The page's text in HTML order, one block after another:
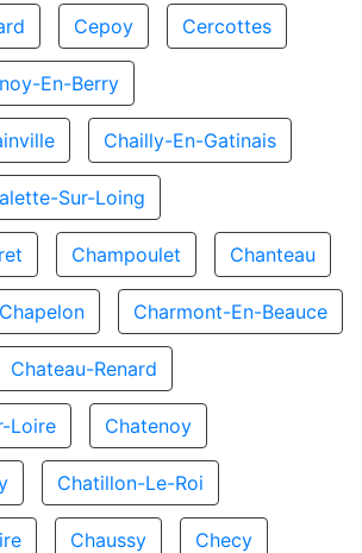
Cepoy Cercottes
En-Berry
Chailly-En-Gatinais
Sur-Loing
Champoulet Chanteau
Chapelon Charmont-En-Beauce
Chateau-Renard
Loire Chatenoy
Chatillon-Le-Roi
Chaussy Checy